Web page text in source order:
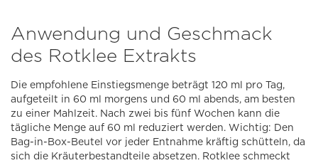
Anwendung und Geschmack
des Rotklee Extrakts
Die empfohlene Einstiegsmenge beträgt 120 ml pro Tag,
aufgeteilt in 60 ml morgens und 60 ml abends, am besten
zu einer Mahlzeit. Nach zwei bis fünf Wochen kann die
tägliche Menge auf 60 ml reduziert werden. Wichtig: Den
Bag-in-Box-Beutel vor jeder Entnahme kräftig schütteln, da
sich die Kräuterbestandteile absetzen. Rotklee schmeckt